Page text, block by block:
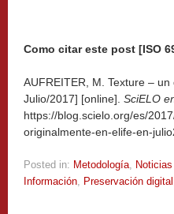
Como citar este post [ISO
AUFREITER, M. Texture –
Julio/2017] [online]. SciELO
https://blog.scielo.org/es/
originalmente-en-elife-en-
Posted in: Metodología Noticias
Información Preservación digital